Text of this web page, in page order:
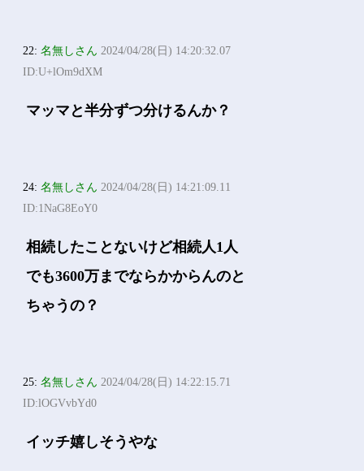
22:名無しさん 2024/04/28(日) 14:20:32.07
ID:U+lOm9dXM
マッマと半分ずつ分けるんか？
24:名無しさん 2024/04/28(日) 14:21:09.11
ID:1NaG8EoY0
相続したことないけど相続人1人
でも3600万までならかからんのと
ちゃうの？
25:名無しさん 2024/04/28(日) 14:22:15.71
ID:lOGVvbYd0
イッチ嬉しそうやな